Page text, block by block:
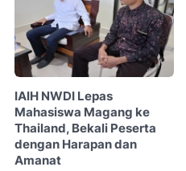
IAIH NWDI Lepas
Mahasiswa Magang ke
Thailand, Bekali Peserta
dengan Harapan dan
Amanat